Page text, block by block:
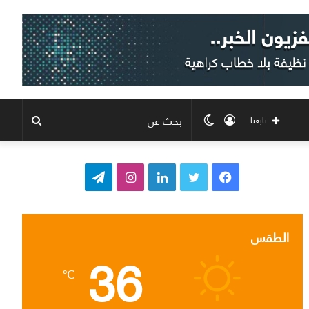
الوضع
المظلم
تسجيل
الدخول
تابعنا
ف
ب
و
ق
ت
ر
الطقس 36
℃